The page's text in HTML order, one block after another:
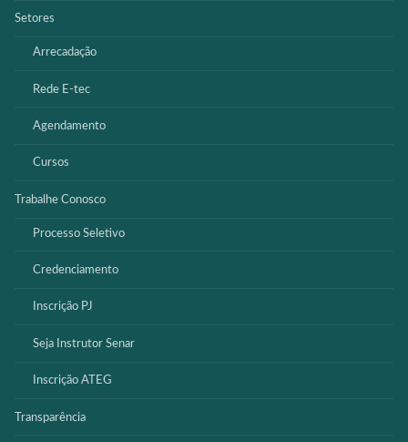
Setores
Arrecadação
Rede E-tec
Agendamento
Cursos
Trabalhe Conosco
Processo Seletivo
Credenciamento
Inscrição PJ
Seja Instrutor Senar
Inscrição ATEG
Transparência